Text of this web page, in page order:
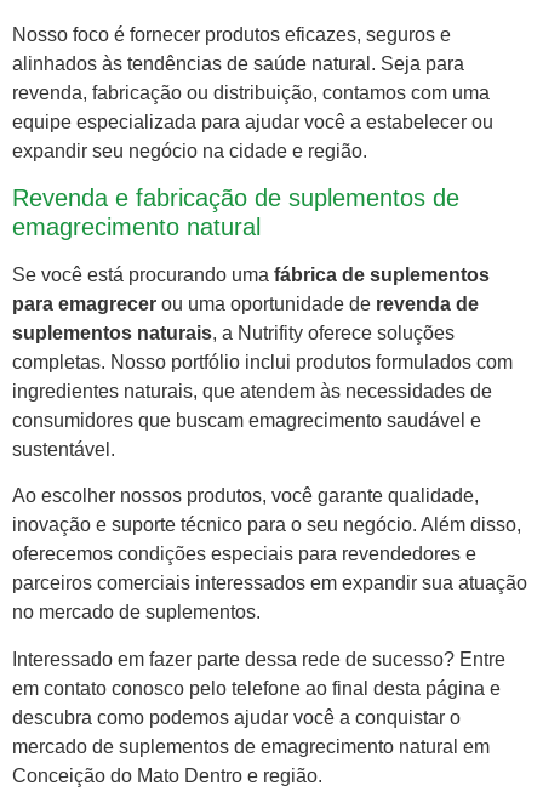
Nosso foco é fornecer produtos eficazes, seguros e
alinhados às tendências de saúde natural. Seja para
revenda, fabricação ou distribuição, contamos com uma
equipe especializada para ajudar você a estabelecer ou
expandir seu negócio na cidade e região.
Revenda e fabricação de suplementos de
emagrecimento natural
Se você está procurando uma fábrica de suplementos
para emagrecer ou uma oportunidade de revenda de
suplementos naturais, a Nutrifity oferece soluções
completas. Nosso portfólio inclui produtos formulados com
ingredientes naturais, que atendem às necessidades de
consumidores que buscam emagrecimento saudável e
sustentável.
Ao escolher nossos produtos, você garante qualidade,
inovação e suporte técnico para o seu negócio. Além disso,
oferecemos condições especiais para revendedores e
parceiros comerciais interessados em expandir sua atuação
no mercado de suplementos.
Interessado em fazer parte dessa rede de sucesso? Entre
em contato conosco pelo telefone ao final desta página e
descubra como podemos ajudar você a conquistar o
mercado de suplementos de emagrecimento natural em
Conceição do Mato Dentro e região.